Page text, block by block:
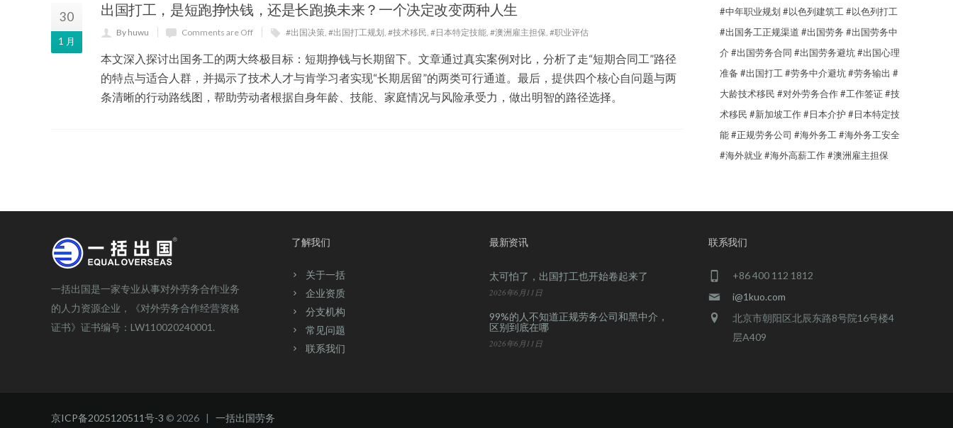
30
1 月
出国打工，是短跑挣快钱，还是长跑换未来？一个决定改变两种人生
By huwu Comments are Off #出国决策, #出国打工规划, #技术移民, #日本特定技能, #澳洲雇主担保, #职业评估
本文深入探讨出国务工的两大终极目标：短期挣钱与长期留下。文章通过真实案例对比，分析了走“短期合同工”路径
的特点与适合人群，并揭示了技术人才与肯学习者实现“长期居留”的两类可行通道。最后，提供四个核心自问题与两
条清晰的行动路线图，帮助劳动者根据自身年龄、技能、家庭情况与风险承受力，做出明智的路径选择。
#中年职业规划 #以色列建筑工 #以色列打工
#出国务工正规渠道 #出国劳务 #出国劳务中
介 #出国劳务合同 #出国劳务避坑#出国心理
准备 #出国打工 #劳务中介避坑#劳务输出 #
大龄技术移民 #对外劳务合作#工作签证#技
术移民 #新加坡工作#日本介护 #日本特定技
能#正规劳务公司 #海外务工 #海外务工安全
#海外就业 #海外高薪工作#澳洲雇主担保
一括出国是一家专业从事对外劳务合作业务
的人力资源企业，《对外劳务合作经营资格
证书》证书编号：LW110020240001.
了解我们
关于一括
企业资质
分支机构
常见问题
联系我们
最新资讯
太可怕了，出国打工也开始卷起来了
2026年6月11日
99%的人不知道正规劳务公司和黑中介，
区别到底在哪
2026年6月11日
联系我们
+86 400 112 1812
i@1kuo.com
北京市朝阳区北辰东路8号院16号楼4
层A409
京ICP备2025120511号-3 © 2026 | 一括出国劳务